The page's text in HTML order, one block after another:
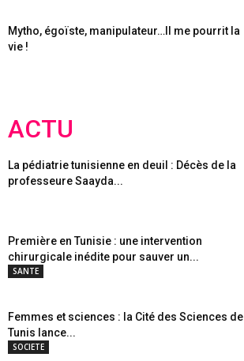
Mytho, égoïste, manipulateur…Il me pourrit la
vie !
ACTU
La pédiatrie tunisienne en deuil : Décès de la
professeure Saayda...
Première en Tunisie : une intervention
chirurgicale inédite pour sauver un...
SANTE
Femmes et sciences : la Cité des Sciences de
Tunis lance...
SOCIETE